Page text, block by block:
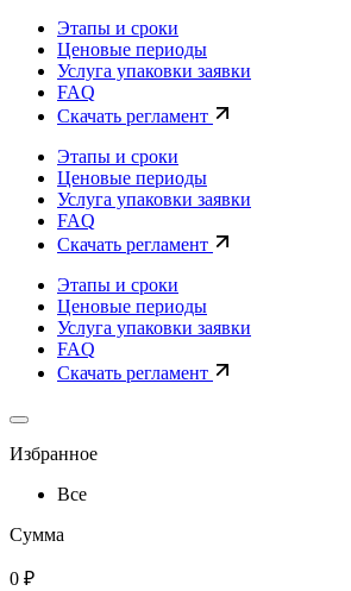
Этапы и сроки
Ценовые периоды
Услуга упаковки заявки
FAQ
Скачать регламент
Этапы и сроки
Ценовые периоды
Услуга упаковки заявки
FAQ
Скачать регламент
Этапы и сроки
Ценовые периоды
Услуга упаковки заявки
FAQ
Скачать регламент
Избранное
Все
Сумма
0 ₽